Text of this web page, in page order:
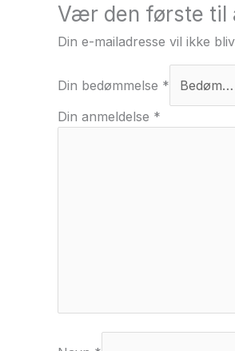
Vær den første til
Din e-mailadresse vil ikke
Din bedømmelse *
Din anmeldelse *